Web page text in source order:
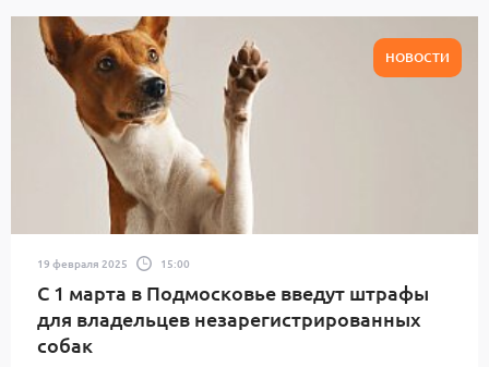
НОВОСТИ
19 февраля 2025 15:00
С 1 марта в Подмосковье введут штрафы
для владельцев незарегистрированных
собак